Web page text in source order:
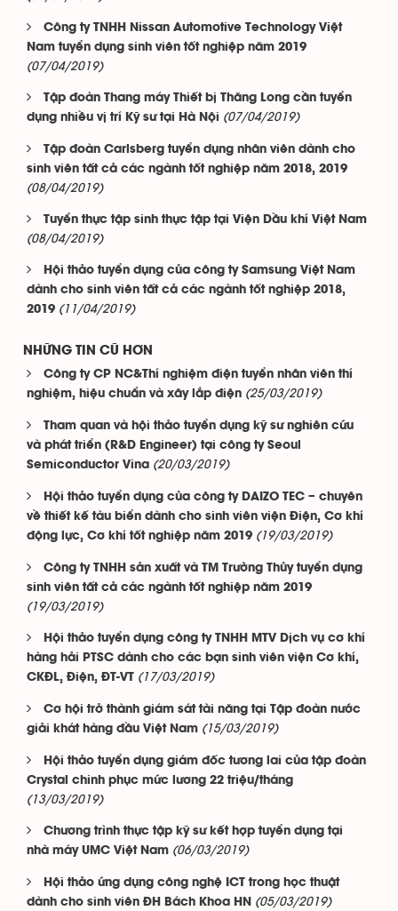
Công ty TNHH Nissan Automotive Technology Việt
Nam tuyển dụng sinh viên tốt nghiệp năm 2019
(07/04/2019)
Tập đoàn Thang máy Thiết bị Thăng Long cần tuyển
dụng nhiều vị trí Kỹ sư tại Hà Nội (07/04/2019)
Tập đoàn Carlsberg tuyển dụng nhân viên dành cho
sinh viên tất cả các ngành tốt nghiệp năm 2018, 2019
(08/04/2019)
Tuyển thực tập sinh thực tập tại Viện Dầu khí Việt Nam
(08/04/2019)
Hội thảo tuyển dụng của công ty Samsung Việt Nam
dành cho sinh viên tất cả các ngành tốt nghiệp 2018,
2019 (11/04/2019)
NHỮNG TIN CŨ HƠN
Công ty CP NC&Thí nghiệm điện tuyển nhân viên thí
nghiệm, hiệu chuẩn và xây lắp điện (25/03/2019)
Tham quan và hội thảo tuyển dụng kỹ sư nghiên cứu
và phát triển (R&D Engineer) tại công ty Seoul
Semiconductor Vina (20/03/2019)
Hội thảo tuyển dụng của công ty DAIZO TEC – chuyên
về thiết kế tàu biển dành cho sinh viên viện Điện, Cơ khí
động lực, Cơ khí tốt nghiệp năm 2019 (19/03/2019)
Công ty TNHH sản xuất và TM Trường Thủy tuyển dụng
sinh viên tất cả các ngành tốt nghiệp năm 2019
(19/03/2019)
Hội thảo tuyển dụng công ty TNHH MTV Dịch vụ cơ khí
hàng hải PTSC dành cho các bạn sinh viên viện Cơ khí,
CKĐL, Điện, ĐT-VT (17/03/2019)
Cơ hội trở thành giám sát tài năng tại Tập đoàn nước
giải khát hàng đầu Việt Nam (15/03/2019)
Hội thảo tuyển dụng giám đốc tương lai của tập đoàn
Crystal chinh phục mức lương 22 triệu/tháng
(13/03/2019)
Chương trình thực tập kỹ sư kết hợp tuyển dụng tại
nhà máy UMC Việt Nam (06/03/2019)
Hội thảo ứng dụng công nghệ ICT trong học thuật
dành cho sinh viên ĐH Bách Khoa HN
(05/03/2019)